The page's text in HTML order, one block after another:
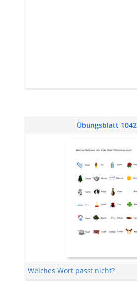
Übungsblatt 1042
Welches Wort passt nicht?